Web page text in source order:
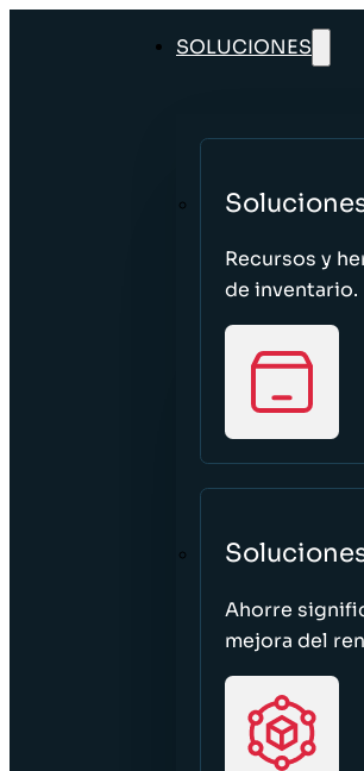
SOLUCIONES
Recursos y
de inventario.
Ahorre
mejora del